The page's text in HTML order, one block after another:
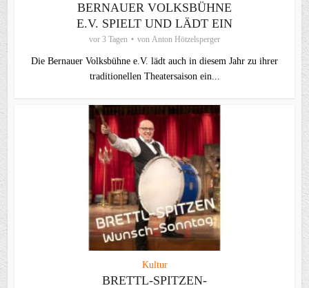
BERNAUER VOLKSBÜHNE
E.V. SPIELT UND LÄDT EIN
vor 3 Tagen von Anton Hötzelsperger
Die Bernauer Volksbühne e.V. lädt auch in diesem Jahr zu ihrer
traditionellen Theater­saison ein...
Kultur
BRETTL-SPITZEN-